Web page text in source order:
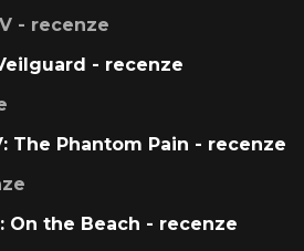
- recenze
- recenze
The Phantom Pain - recenze
On the Beach - recenze